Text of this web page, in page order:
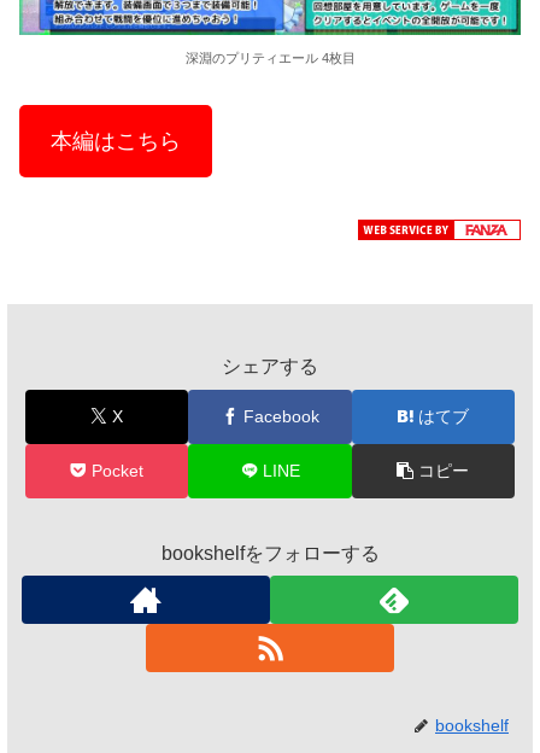
深淵のプリティエール 4枚目
本編はこちら
シェアする
X Facebook はてブ
Pocket LINE コピー
bookshelfをフォローする
bookshelf